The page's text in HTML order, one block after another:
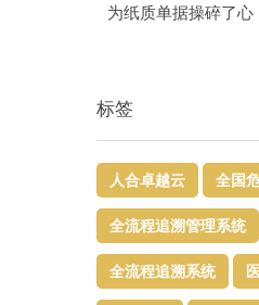
为纸质单据操碎了心
标签
人合卓越云 全国
全流程追溯管理系统
全流程追溯系统